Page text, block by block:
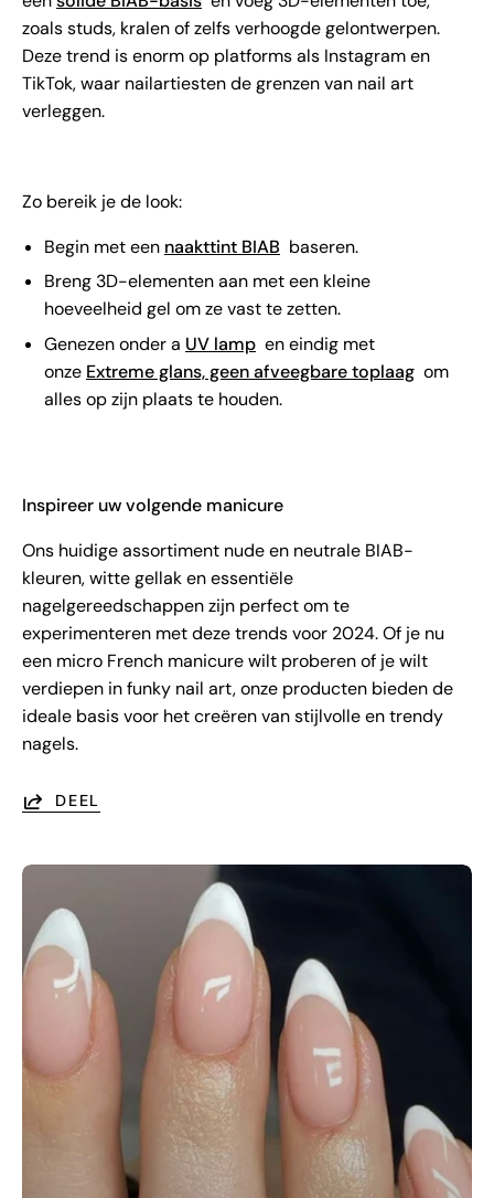
zoals studs, kralen of zelfs verhoogde gelontwerpen.
Deze trend is enorm op platforms als Instagram en
TikTok, waar nailartiesten de grenzen van nail art
verleggen.
Zo bereik je de look:
Begin met een naakttint BIAB baseren.
Breng 3D-elementen aan met een kleine
hoeveelheid gel om ze vast te zetten.
Genezen onder a UV lamp en eindig met
onze Extreme glans, geen afveegbare toplaag om
alles op zijn plaats te houden.
Inspireer uw volgende manicure
Ons huidige assortiment nude en neutrale BIAB-
kleuren, witte gellak en essentiële
nagelgereedschappen zijn perfect om te
experimenteren met deze trends voor 2024. Of je nu
een micro French manicure wilt proberen of je wilt
verdiepen in funky nail art, onze producten bieden de
ideale basis voor het creëren van stijlvolle en trendy
nagels.
DEEL